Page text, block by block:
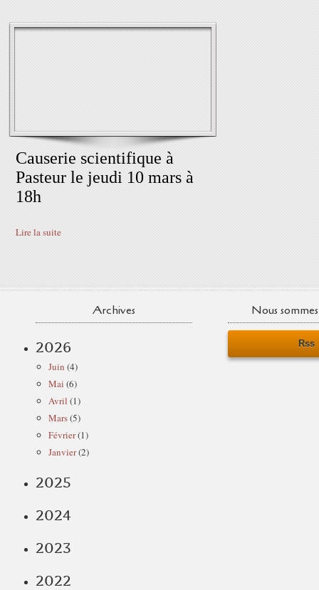
Causerie scientifique à
Pasteur le jeudi 10 mars à
18h
Lire la suite
Archives
2026
Juin (4)
Mai (6)
Avril (1)
Mars(5)
Février(1)
Janvier(2)
2025
2024
2023
2022
Nous
Rss